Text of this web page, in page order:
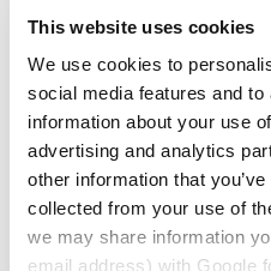
This website uses cookies
We use cookies to
social media features and
information about your use
advertising and analytics
other information that
collected from your use of
we may share information
email address) with Google
Monster